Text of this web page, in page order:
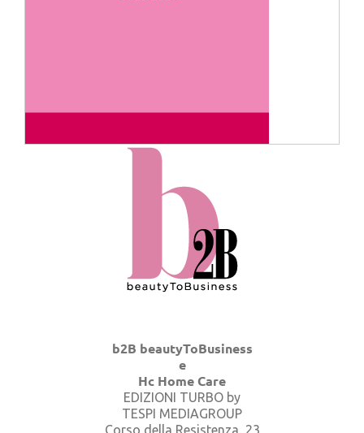
b2B beautyToBusiness
e
Hc Home Care
EDIZIONI TURBO by
TESPI MEDIAGROUP
Corso della Resistenza, 23